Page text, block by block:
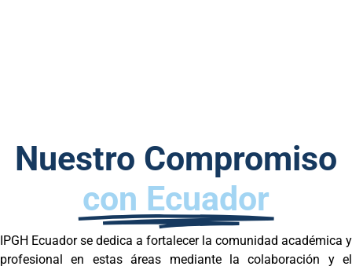
Nuestro Compromiso
con Ecuador
IPGH Ecuador se dedica a fortalecer la comunidad académica y
profesional en estas áreas mediante la colaboración y el